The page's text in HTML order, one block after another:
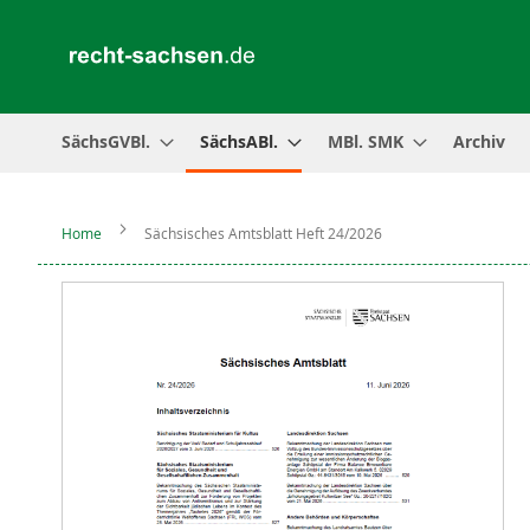
SächsGVBl. SächsABl. MBl. SMK Archiv
Home Sächsisches Amtsblatt Heft 24/2026